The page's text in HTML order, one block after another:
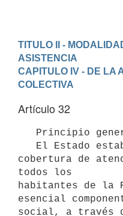
TITULO II -
ASISTENCIA
CAPITULO IV - DE LA
COLECTIVA
Artículo 32
cobertura de
todos los
habitantes de la
esencial
social, a través